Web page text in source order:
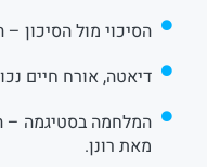
הסיכוי מול הסיכון
דיאטה, אורח חיים
מאת רונן.